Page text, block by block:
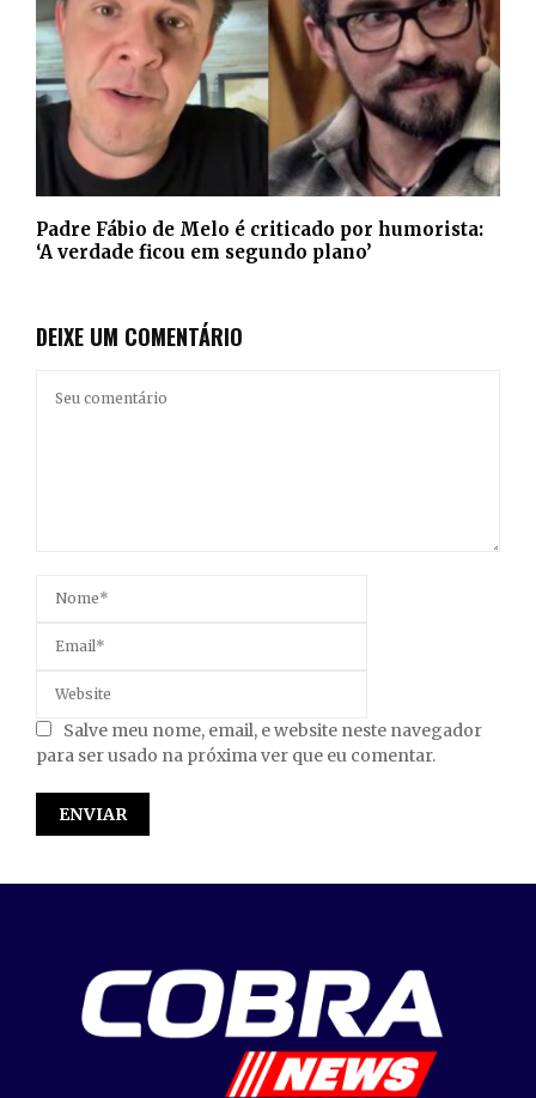
Padre Fábio de Melo é criticado por humorista:
‘A verdade ficou em segundo plano’
DEIXE UM COMENTÁRIO
Salve meu nome, email, e website neste navegador
para ser usado na próxima ver que eu comentar.